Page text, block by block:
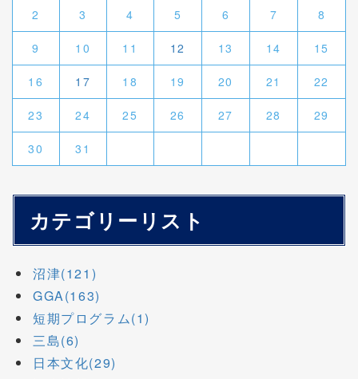
2 3 4 5 6 7 8
9 10 11 12 13 14 15
16 17 18 19 20 21 22
23 24 25 26 27 28 29
30 31
カテゴリーリスト
沼津(121)
GGA(163)
短期プログラム(1)
三島(6)
日本文化(29)